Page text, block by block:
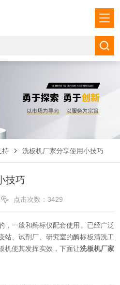
持 洗板机厂家分享使用小技巧
技巧
点击次数：3429
一般和酶标仪配套使用。已经广泛
站、试剂厂、研究室的酶标板清洗工
机使其发挥实效，下面让洗板机厂家